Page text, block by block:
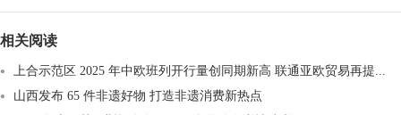
相关阅读
上合示范区 2025 年中欧班列开行量创同期新高 联通亚欧贸易再提...
山西发布 65 件非遗好物 打造非遗消费新热点​